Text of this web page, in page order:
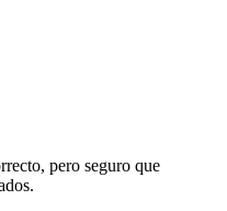
pero seguro que